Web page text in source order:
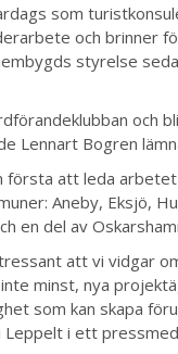
som
och brinner
styrelse
och
Lennart Bogren
första att leda
Aneby, Eksjö,
en del av
att vi vidgar
minst, nya
som kan skapa
Leppelt i ett